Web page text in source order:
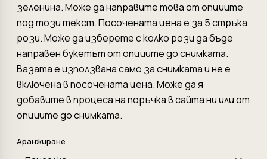
зеленина. Може да направите това от опциите
под този текст. Посочената цена е за 5 стръка
рози. Може да изберете с колко рози да бъде
направен букетът от опциите до снимката.
Вазата е използвана само за снимката и не е
включена в посочената цена. Може да я
добавите в процеса на поръчка в сайта ни или от
опциите до снимката.
Аранжиране